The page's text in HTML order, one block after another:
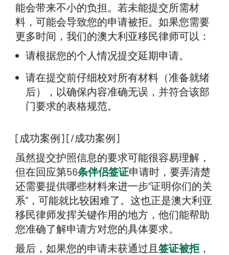
能会带来不小的负担。若未能提交所需材
料，可能会导致您的申请被拒。如果您需要
更多时间，我们的澳大利亚移民律师可以：
请根据您的个人情况提交延期申请。
请在提交前仔细校对所有材料（准备就绪
后），以确保内容准确无误，并符合该部
门要求的表格规范。
[成功案例] [/成功案例]
虽然提交护照信息的要求可能很容易理解，
但在回应第56条伴侣签证申请时，要弄清楚
还需要提供哪些材料来进一步“证明你们的关
系”，可能就比较困难了。这也正是澳大利亚
移民律师发挥关键作用的地方，他们能帮助
您准确了解申请方对您的具体要求。
最后，如果您的申请未获通过且签证被拒 ，